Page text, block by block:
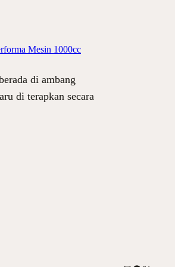
Mesin 1000cc
di ambang
di terapkan secara